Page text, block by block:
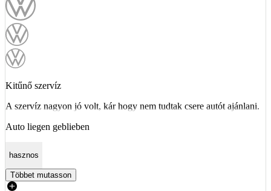
Kitűnő szervíz
A szervíz nagyon jó volt, kár hogy nem tudtak csere autót ajánlani.
Auto liegen geblieben
hasznos
Többet mutasson